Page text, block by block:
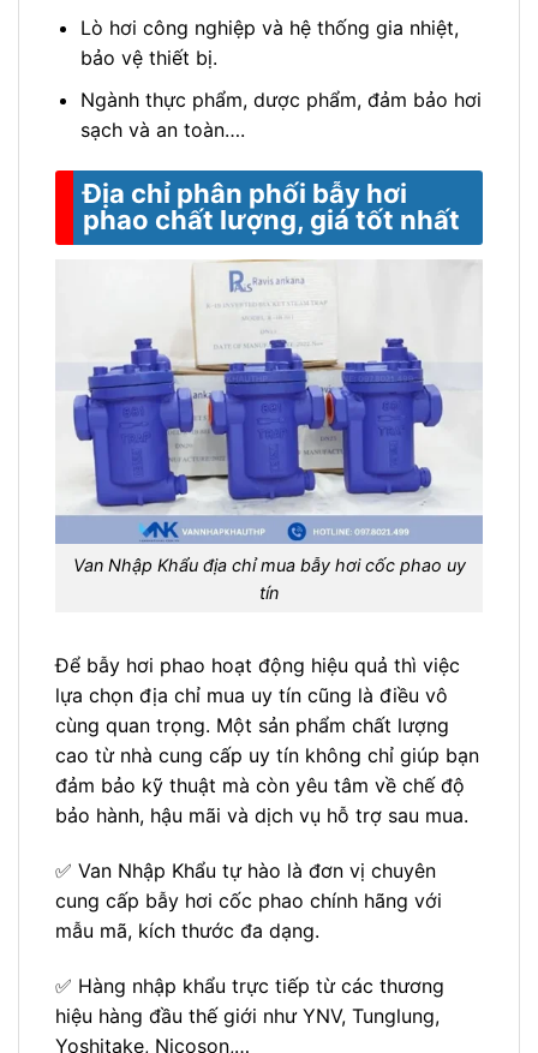
Lò hơi công nghiệp và hệ thống gia nhiệt,
bảo vệ thiết bị.
Ngành thực phẩm, dược phẩm, đảm bảo hơi
sạch và an toàn….
Địa chỉ phân phối bẫy hơi
phao chất lượng, giá tốt nhất
Van Nhập Khẩu địa chỉ mua bẫy hơi cốc phao uy
tín
Để bẫy hơi phao hoạt động hiệu quả thì việc
lựa chọn địa chỉ mua uy tín cũng là điều vô
cùng quan trọng. Một sản phẩm chất lượng
cao từ nhà cung cấp uy tín không chỉ giúp bạn
đảm bảo kỹ thuật mà còn yêu tâm về chế độ
bảo hành, hậu mãi và dịch vụ hỗ trợ sau mua.
✅ Van Nhập Khẩu tự hào là đơn vị chuyên
cung cấp bẫy hơi cốc phao chính hãng với
mẫu mã, kích thước đa dạng.
✅ Hàng nhập khẩu trực tiếp từ các thương
hiệu hàng đầu thế giới như YNV, Tunglung,
Yoshitake, Nicoson,…